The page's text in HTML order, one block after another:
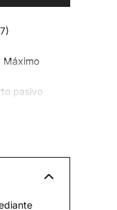
Máximo
pasivo